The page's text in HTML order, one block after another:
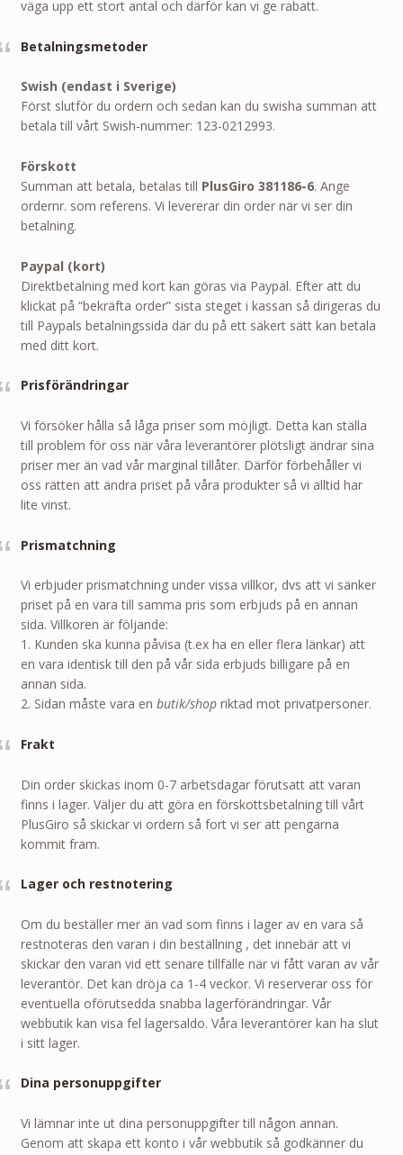
väga upp ett stort antal och därför kan vi ge rabatt.
Betalningsmetoder
Swish (endast i Sverige)
Först slutför du ordern och sedan kan du swisha summan att
betala till vårt Swish-nummer: 123-0212993.
Förskott
Summan att betala, betalas till PlusGiro 381186-6. Ange
ordernr. som referens. Vi levererar din order när vi ser din
betalning.
Paypal (kort)
Direktbetalning med kort kan göras via Paypal. Efter att du
klickat på “bekräfta order” sista steget i kassan så dirigeras du
till Paypals betalningssida där du på ett säkert sätt kan betala
med ditt kort.
Prisförändringar
Vi försöker hålla så låga priser som möjligt. Detta kan ställa
till problem för oss när våra leverantörer plötsligt ändrar sina
priser mer än vad vår marginal tillåter. Därför förbehåller vi
oss rätten att ändra priset på våra produkter så vi alltid har
lite vinst.
Prismatchning
Vi erbjuder prismatchning under vissa villkor, dvs att vi sänker
priset på en vara till samma pris som erbjuds på en annan
sida. Villkoren är följande:
1. Kunden ska kunna påvisa (t.ex ha en eller flera länkar) att
en vara identisk till den på vår sida erbjuds billigare på en
annan sida.
2. Sidan måste vara en butik/shop riktad mot privatpersoner.
Frakt
Din order skickas inom 0-7 arbetsdagar förutsatt att varan
finns i lager. Väljer du att göra en förskottsbetalning till vårt
PlusGiro så skickar vi ordern så fort vi ser att pengarna
kommit fram.
Lager och restnotering
Om du beställer mer än vad som finns i lager av en vara så
restnoteras den varan i din beställning , det innebär att vi
skickar den varan vid ett senare tillfälle när vi fått varan av vår
leverantör. Det kan dröja ca 1-4 veckor. Vi reserverar oss för
eventuella oförutsedda snabba lagerförändringar. Vår
webbutik kan visa fel lagersaldo. Våra leverantörer kan ha slut
i sitt lager.
Dina personuppgifter
Vi lämnar inte ut dina personuppgifter till någon annan.
Genom att skapa ett konto i vår webbutik så godkänner du